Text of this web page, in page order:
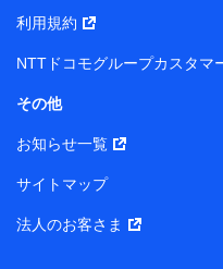
基本情報
性、連絡先、dポイントサ
所、dポイント残高、dポ
当社または株式会社NTTド
報。例として、当社また
履歴インターネット利用時
利用規約
NTTドコモグループカスタマ
その他
お知らせ一覧
サイトマップ
法人のお客さま